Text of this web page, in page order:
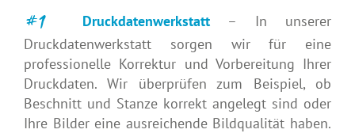
#1 Druckdatenwerkstatt– In unserer
Druckdatenwerkstatt sorgen wir für eine
professionelle Korrektur und Vorbereitung Ihrer
Druckdaten. Wir überprüfen zum Beispiel, ob
Beschnitt und Stanze korrekt angelegt sind oder
Ihre Bilder eine ausreichende Bildqualität haben.